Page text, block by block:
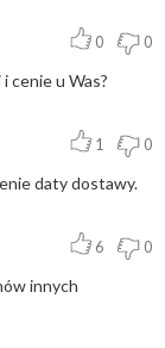
0 0
cenie u Was?
1 0
daty dostawy.
6 0
innych